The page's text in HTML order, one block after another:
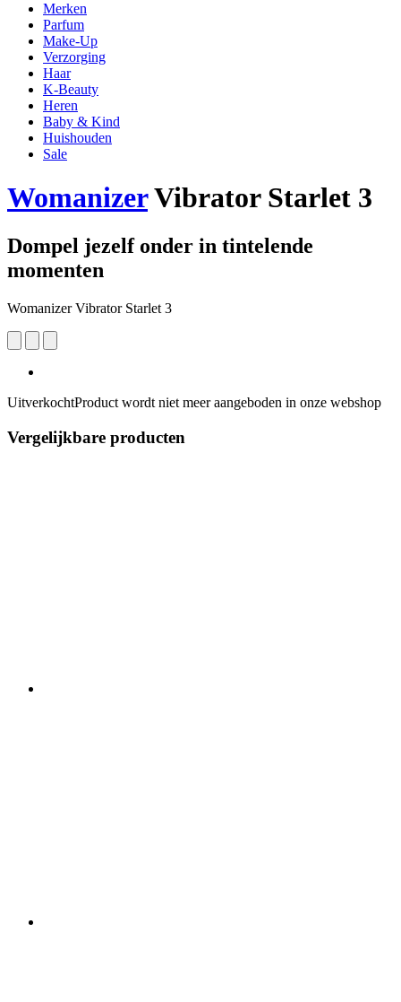
Merken
Parfum
Make-Up
Verzorging
Haar
K-Beauty
Heren
Baby & Kind
Huishouden
Sale
WomanizerVibrator Starlet 3
Dompel jezelf onder in tintelende
momenten
Womanizer Vibrator Starlet 3
UitverkochtProduct wordt niet meer aangeboden in onze webshop
Vergelijkbare producten